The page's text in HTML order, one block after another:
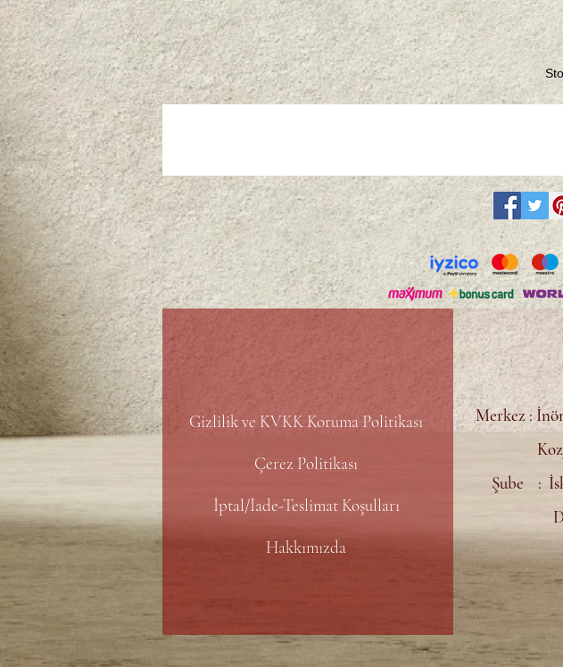
Gizlilik ve KVKK Koruma Politikası
Çerez Politikası
İptal/İade-Teslimat Koşulları
Hakkımızda
Merkez :
Şube :